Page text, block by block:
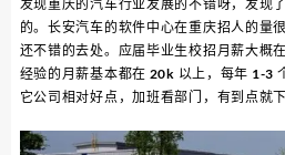
发现重庆的汽车行业发展的不错呀，发现
的。长安汽车的软件中心在重庆招人的量
还不错的去处。应届毕业生校招月薪大概
经验的月薪基本都在 20k 以上，每年 1-3
它公司相对好点，加班看部门，有到点就